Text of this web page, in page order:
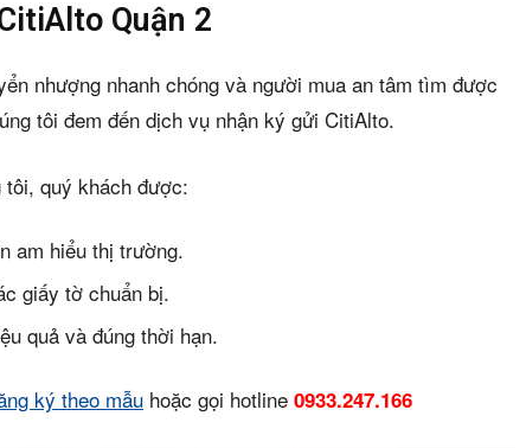
Quận 2
nhượng nhanh chóng và người mua an tâm tìm được
tôi đem đến dịch vụ nhận ký gửi CitiAlto.
quý khách được:
am hiểu thị trường.
giấy tờ chuẩn bị.
quả và đúng thời hạn.
ký theo mẫu hoặc gọi hotline 0933.247.166